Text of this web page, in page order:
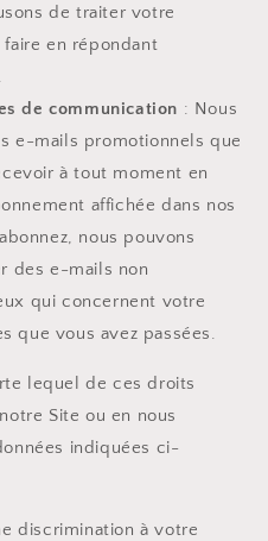
de traiter votre
en répondant
de communication : Nous
e-mails promotionnels que
à tout moment en
affichée dans nos
nous pouvons
des e-mails non
qui concernent votre
que vous avez passées.
lequel de ces droits
Site ou en nous
indiquées ci-
discrimination à votre